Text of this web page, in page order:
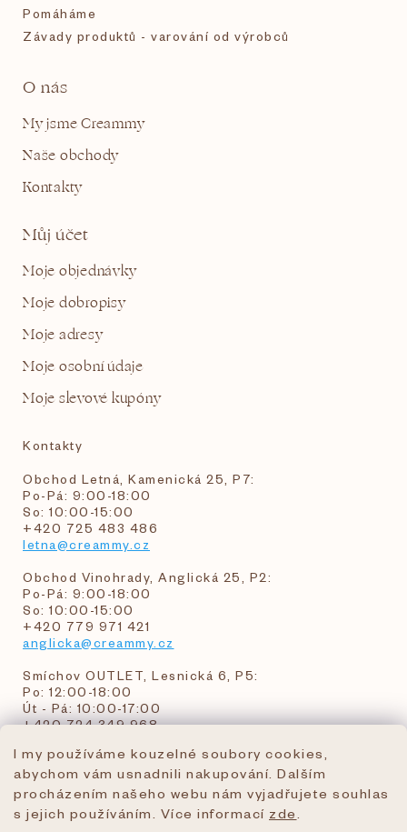
I my používáme kouzelné soubory cookies,
abychom vám usnadnili nakupování. Dalším
procházením našeho webu nám vyjadřujete souhlas
s jejich používáním. Více informací zde
Pomáháme
Závady produktů - varování od výrobců
O nás
My jsme Creammy
Naše obchody
Kontakty
Můj účet
Moje objednávky
Moje dobropisy
Moje adresy
Moje osobní údaje
Moje slevové kupóny
Kontakty
Obchod Letná, Kamenická 25, P7:
Po-Pá: 9:00-18:00
So: 10:00-15:00
+420 725 483 486
letna@creammy.cz
Obchod Vinohrady, Anglická 25, P2:
Po-Pá: 9:00-18:00
So: 10:00-15:00
+420 779 971 421
anglicka@creammy.cz
Smíchov OUTLET, Lesnická 6, P5:
Po: 12:00-18:00
Út - Pá: 10:00-17:00
+420 724 349 968
objednavky@creammy.cz
tel:+420 724 349 968